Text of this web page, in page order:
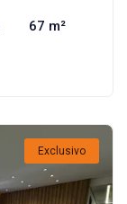
67 m²
Exclusivo